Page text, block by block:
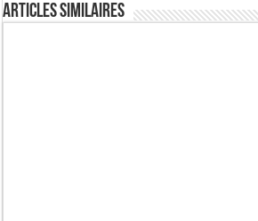
Articles similaires